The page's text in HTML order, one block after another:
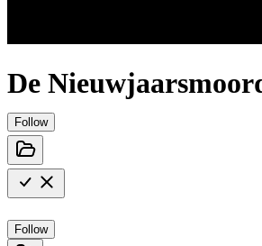
De
Follow
Follow